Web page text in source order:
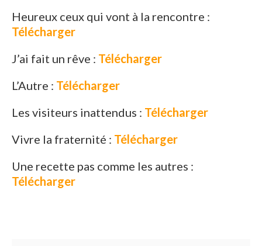
Heureux ceux qui vont à la rencontre :
Télécharger
J’ai fait un rêve : Télécharger
L’Autre : Télécharger
Les visiteurs inattendus : Télécharger
Vivre la fraternité : Télécharger
Une recette pas comme les autres :
Télécharger